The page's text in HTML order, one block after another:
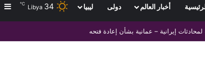
أخبار العالم دولى ليبيا Libya 34
℃
والهلال الأحمر تعزيز التعاون الإنساني وملف الهجرة غير الشرعية